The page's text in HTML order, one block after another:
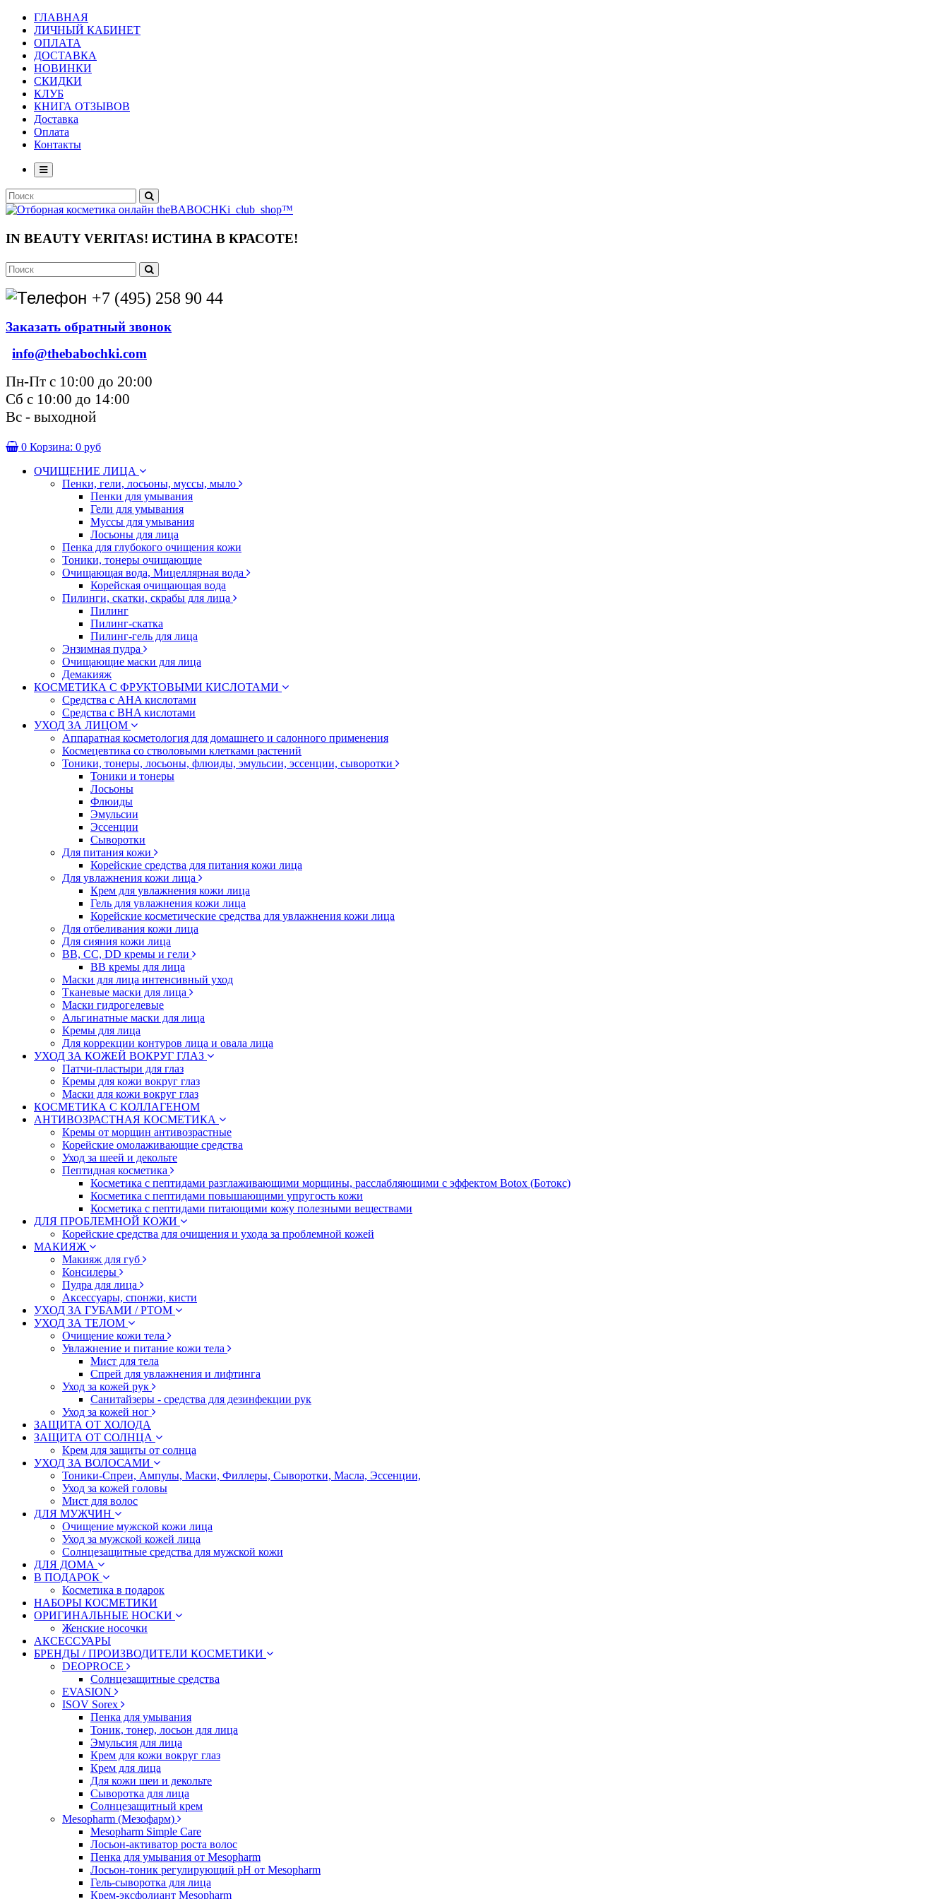
ГЛАВНАЯ
ЛИЧНЫЙ КАБИНЕТ
ОПЛАТА
ДОСТАВКА
НОВИНКИ
СКИДКИ
КЛУБ
КНИГА ОТЗЫВОВ
Доставка
Оплата
Контакты
IN BEAUTY VERITAS! ИСТИНА В КРАСОТЕ!
+7 (495) 258 90 44
Заказать обратный звонок
info@thebabochki.com
Пн-Пт с 10:00 до 20:00
Сб с 10:00 до 14:00
Вс - выходной
0 Корзина: 0 руб
ОЧИЩЕНИЕ ЛИЦА
Пенки, гели, лосьоны, муссы, мыло
Пенки для умывания
Гели для умывания
Муссы для умывания
Лосьоны для лица
Пенка для глубокого очищения кожи
Тоники, тонеры очищающие
Очищающая вода, Мицеллярная вода
Корейская очищающая вода
Пилинги, скатки, скрабы для лица
Пилинг
Пилинг-скатка
Пилинг-гель для лица
Энзимная пудра
Очищающие маски для лица
Демакияж
КОСМЕТИКА С ФРУКТОВЫМИ КИСЛОТАМИ
Средства с AHA кислотами
Средства с BHA кислотами
УХОД ЗА ЛИЦОМ
Аппаратная косметология для домашнего и салонного применения
Космецевтика со стволовыми клетками растений
Тоники, тонеры, лосьоны, флюиды, эмульсии, эссенции, сыворотки
Тоники и тонеры
Лосьоны
Флюиды
Эмульсии
Эссенции
Сыворотки
Для питания кожи
Корейские средства для питания кожи лица
Для увлажнения кожи лица
Крем для увлажнения кожи лица
Гель для увлажнения кожи лица
Корейские косметические средства для увлажнения кожи лица
Для отбеливания кожи лица
Для сияния кожи лица
BB, CC, DD кремы и гели
BB кремы для лица
Маски для лица интенсивный уход
Тканевые маски для лица
Маски гидрогелевые
Альгинатные маски для лица
Кремы для лица
Для коррекции контуров лица и овала лица
УХОД ЗА КОЖЕЙ ВОКРУГ ГЛАЗ
Патчи-пластыри для глаз
Кремы для кожи вокруг глаз
Маски для кожи вокруг глаз
КОСМЕТИКА С КОЛЛАГЕНОМ
АНТИВОЗРАСТНАЯ КОСМЕТИКА
Кремы от морщин антивозрастные
Корейские омолаживающие средства
Уход за шеей и декольте
Пептидная косметика
Косметика с пептидами разглаживающими морщины, расслабляющими с эффектом Botox (Ботокс)
Косметика с пептидами повышающими упругость кожи
Косметика с пептидами питающими кожу полезными веществами
ДЛЯ ПРОБЛЕМНОЙ КОЖИ
Корейские средства для очищения и ухода за проблемной кожей
МАКИЯЖ
Макияж для губ
Консилеры
Пудра для лица
Аксессуары, спонжи, кисти
УХОД ЗА ГУБАМИ / РТОМ
УХОД ЗА ТЕЛОМ
Очищение кожи тела
Увлажнение и питание кожи тела
Мист для тела
Спрей для увлажнения и лифтинга
Уход за кожей рук
Санитайзеры - средства для дезинфекции рук
Уход за кожей ног
ЗАЩИТА ОТ ХОЛОДА
ЗАЩИТА ОТ СОЛНЦА
Крем для защиты от солнца
УХОД ЗА ВОЛОСАМИ
Тоники-Спреи, Ампулы, Маски, Филлеры, Сыворотки, Масла, Эссенции,
Уход за кожей головы
Мист для волос
ДЛЯ МУЖЧИН
Очищение мужской кожи лица
Уход за мужской кожей лица
Солнцезащитные средства для мужской кожи
ДЛЯ ДОМА
В ПОДАРОК
Косметика в подарок
НАБОРЫ КОСМЕТИКИ
ОРИГИНАЛЬНЫЕ НОСКИ
Женские носочки
АКСЕССУАРЫ
БРЕНДЫ / ПРОИЗВОДИТЕЛИ КОСМЕТИКИ
DEOPROCE
Солнцезащитные средства
EVASION
ISOV Sorex
Пенка для умывания
Тоник, тонер, лосьон для лица
Эмульсия для лица
Крем для кожи вокруг глаз
Крем для лица
Для кожи шеи и декольте
Сыворотка для лица
Солнцезащитный крем
Mesopharm (Мезофарм)
Mesopharm Simple Care
Лосьон-активатор роста волос
Пенка для умывания от Mesopharm
Лосьон-тоник регулирующий рН от Mesopharm
Гель-сыворотка для лица
Крем-эксфолиант Mesopharm